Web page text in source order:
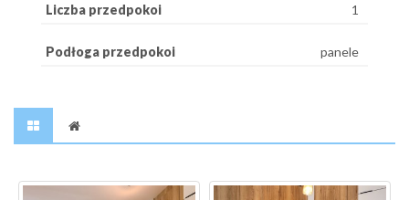
Liczba przedpokoi 1
Podłoga przedpokoi panele